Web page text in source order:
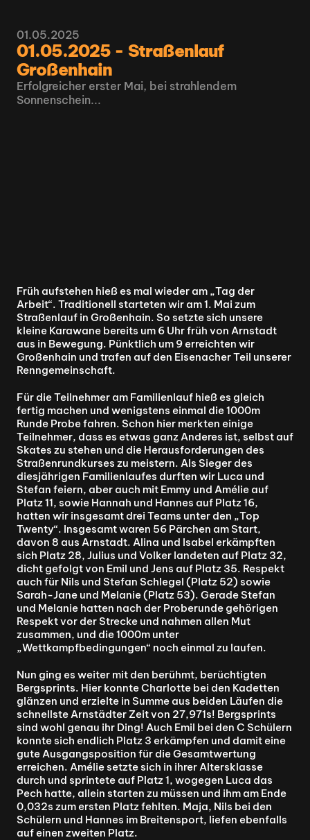
01.05.2025 - Straßenlauf
Großenhain
Erfolgreicher erster Mai, bei strahlendem
Sonnenschein...
01.05.2025
Früh aufstehen hieß es mal wieder am „Tag der
Arbeit“. Traditionell starteten wir am 1. Mai zum
Straßenlauf in Großenhain. So setzte sich unsere
kleine Karawane bereits um 6 Uhr früh von Arnstadt
aus in Bewegung. Pünktlich um 9 erreichten wir
Großenhain und trafen auf den Eisenacher Teil unserer
Renngemeinschaft.
Für die Teilnehmer am Familienlauf hieß es gleich
fertig machen und wenigstens einmal die 1000m
Runde Probe fahren. Schon hier merkten einige
Teilnehmer, dass es etwas ganz Anderes ist, selbst auf
Skates zu stehen und die Herausforderungen des
Straßenrundkurses zu meistern. Als Sieger des
diesjährigen Familienlaufes durften wir Luca und
Stefan feiern, aber auch mit Emmy und Amélie auf
Platz 11, sowie Hannah und Hannes auf Platz 16,
hatten wir insgesamt drei Teams unter den „Top
Twenty“. Insgesamt waren 56 Pärchen am Start,
davon 8 aus Arnstadt. Alina und Isabel erkämpften
sich Platz 28, Julius und Volker landeten auf Platz 32,
dicht gefolgt von Emil und Jens auf Platz 35. Respekt
auch für Nils und Stefan Schlegel (Platz 52) sowie
Sarah-Jane und Melanie (Platz 53). Gerade Stefan
und Melanie hatten nach der Proberunde gehörigen
Respekt vor der Strecke und nahmen allen Mut
zusammen, und die 1000m unter
„Wettkampfbedingungen“ noch einmal zu laufen.
Nun ging es weiter mit den berühmt, berüchtigten
Bergsprints. Hier konnte Charlotte bei den Kadetten
glänzen und erzielte in Summe aus beiden Läufen die
schnellste Arnstädter Zeit von 27,971s! Bergsprints
sind wohl genau ihr Ding! Auch Emil bei den C Schülern
konnte sich endlich Platz 3 erkämpfen und damit eine
gute Ausgangsposition für die Gesamtwertung
erreichen. Amélie setzte sich in ihrer Altersklasse
durch und sprintete auf Platz 1, wogegen Luca das
Pech hatte, allein starten zu müssen und ihm am Ende
0,032s zum ersten Platz fehlten. Maja, Nils bei den
Schülern und Hannes im Breitensport, liefen ebenfalls
auf einen zweiten Platz.